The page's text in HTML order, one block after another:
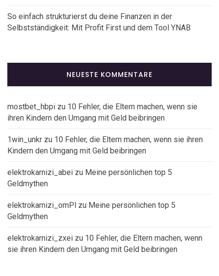
So einfach strukturierst du deine Finanzen in der
Selbstständigkeit: Mit Profit First und dem Tool YNAB
NEUESTE KOMMENTARE
mostbet_hbpi zu 10 Fehler, die Eltern machen, wenn sie
ihren Kindern den Umgang mit Geld beibringen
1win_unkr zu 10 Fehler, die Eltern machen, wenn sie ihren
Kindern den Umgang mit Geld beibringen
elektrokarnizi_abei zu Meine persönlichen top 5
Geldmythen
elektrokarnizi_omPl zu Meine persönlichen top 5
Geldmythen
elektrokarnizi_zxei zu 10 Fehler, die Eltern machen, wenn
sie ihren Kindern den Umgang mit Geld beibringen